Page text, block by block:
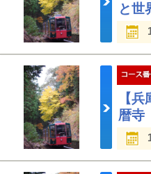
と世
【
暦寺